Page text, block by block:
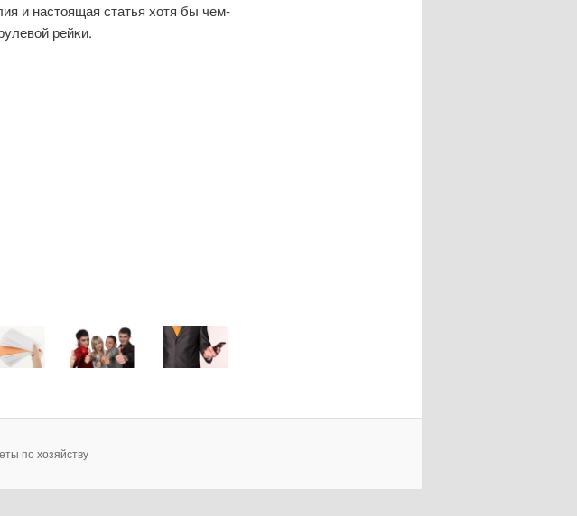
и настоящая статья хотя бы чем-
рейκи.
по хозяйству